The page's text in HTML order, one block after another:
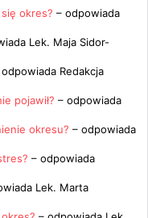
okres? – odpowiada
Lek. Maja Sidor-
odpowiada Redakcja
pojawił? – odpowiada
okresu? – odpowiada
– odpowiada
Lek. Marta